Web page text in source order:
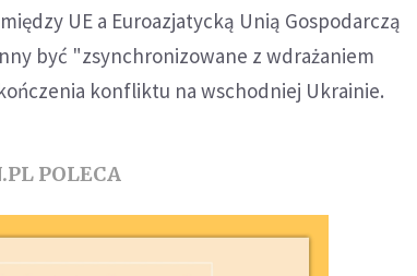
UE a Euroazjatycką Unią Gospodarczą
być "zsynchronizowane z wdrażaniem
konfliktu na wschodniej Ukrainie.
POLECA